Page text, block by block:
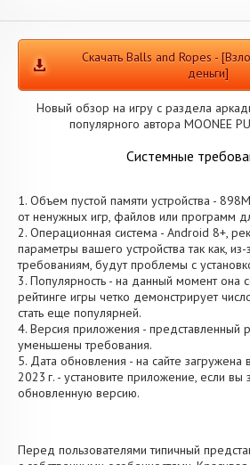
Скачать Balls and Ropes -
деньги]
Новый обзор на игру с раздела
популярного автора MOONEE
Системные
1. Объем пустой памяти устройства -
от ненужных игр, файлов или программ
2. Операционная система - Android 8+,
параметры вашего устройства так как, из-
требованиям, будут проблемы с
3. Популярность - на данный момент она
рейтинге игры четко демонстрирует
стать еще популярней.
4. Версия приложения - представленный
уменьшены требования.
5. Дата обновления - на сайте загружена
2023 г. - установите приложение, если вы
обновленную версию.
Перед пользователями типичный